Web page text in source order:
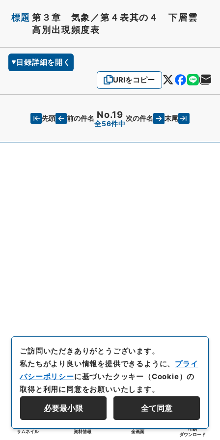
標題 第３章 気象／第４表其の４ 下層雲
高別出現頻度表
目録詳細を開く
URIをコピー
先頭 前の件名 No.19
全56件中
次の件名 末尾
サムネイル 資料情報 全画面
印刷
ダウンロード
ご訪問いただきありがとうございます。
私たちがより良い情報を提供できるように、 プライ
バシーポリシーに基づいたクッキー（Cookie）の
取得と利用に同意をお願いいたします。
必要最小限 全て同意